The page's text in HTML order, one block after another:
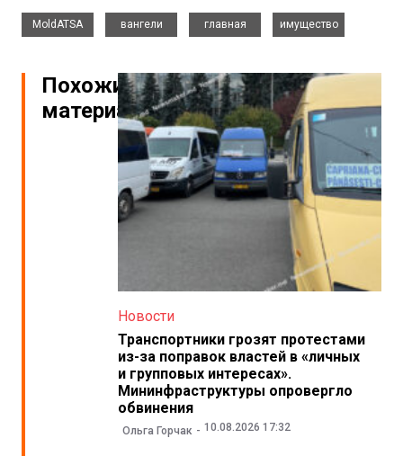
MoldATSA
вангели
главная
имущество
Похожие
материалы
Новости
Транспортники грозят протестами
из-за поправок властей в «личных
и групповых интересах».
Мининфраструктуры опровергло
обвинения
Ольга Горчак 10.08.2026 17:32